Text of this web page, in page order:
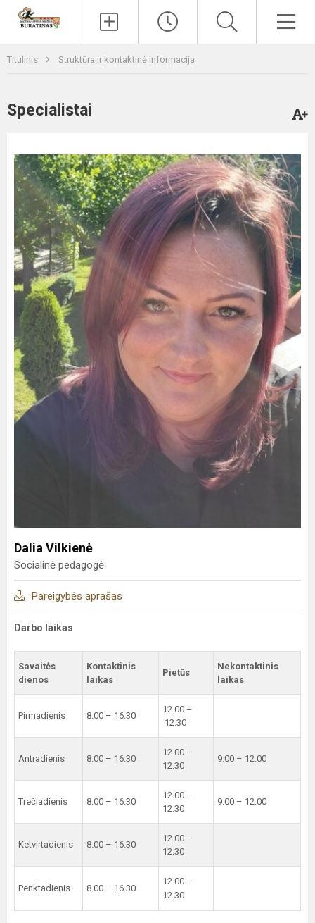
Titulinis Struktūra ir kontaktinė informacija
Specialistai
Dalia Vilkienė
Socialinė pedagogė
Pareigybės aprašas
Darbo laikas
Savaitės
dienos
Kontaktinis
laikas
Pietūs
Nekontaktinis
laikas
Pirmadienis 8.00 – 16.30
12.00 –
12.30
Antradienis 8.00 – 16.30
12.00 –
12.30
9.00 – 12.00
Trečiadienis 8.00 – 16.30
12.00 –
12.30
9.00 – 12.00
Ketvirtadienis 8.00 – 16.30
12.00 –
12.30
Penktadienis 8.00 – 16.30
12.00 –
12.30